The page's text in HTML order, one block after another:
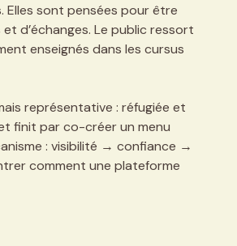
Elles sont pensées pour être
d’échanges. Le public ressort
enseignés dans les cursus
représentative : réfugiée et
finit par co-créer un menu
: visibilité → confiance →
comment une plateforme